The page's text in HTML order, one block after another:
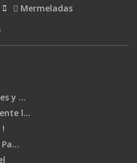
Mermeladas
y …
l…